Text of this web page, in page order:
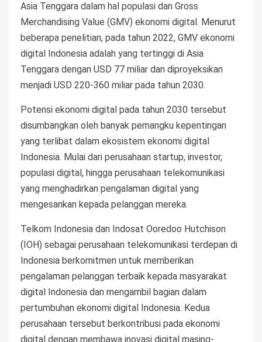
Asia Tenggara dalam hal populasi dan Gross
Merchandising Value (GMV) ekonomi digital. Menurut
beberapa penelitian, pada tahun 2022, GMV ekonomi
digital Indonesia adalah yang tertinggi di Asia
Tenggara dengan USD 77 miliar dan diproyeksikan
menjadi USD 220-360 miliar pada tahun 2030.
Potensi ekonomi digital pada tahun 2030 tersebut
disumbangkan oleh banyak pemangku kepentingan
yang terlibat dalam ekosistem ekonomi digital
Indonesia. Mulai dari perusahaan startup, investor,
populasi digital, hingga perusahaan telekomunikasi
yang menghadirkan pengalaman digital yang
mengesankan kepada pelanggan mereka.
Telkom Indonesia dan Indosat Ooredoo Hutchison
(IOH) sebagai perusahaan telekomunikasi terdepan di
Indonesia berkomitmen untuk memberikan
pengalaman pelanggan terbaik kepada masyarakat
digital Indonesia dan mengambil bagian dalam
pertumbuhan ekonomi digital Indonesia. Kedua
perusahaan tersebut berkontribusi pada ekonomi
digital dengan membawa inovasi digital masing-